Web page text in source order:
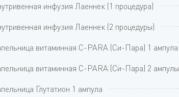
инфузия Лаеннек (1 процедура)
инфузия Лаеннек (2 процедуры)
витаминная C-PARA (Си-Пара) 1 ампула
витаминная C-PARA (Си-Пара) 2 ампулы
Глутатион 1 ампула